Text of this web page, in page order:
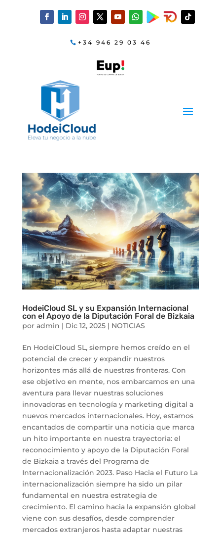
+34 946 29 03 46
HodeiCloud SL y su Expansión Internacional
con el Apoyo de la Diputación Foral de Bizkaia
por admin | Dic 12, 2025| NOTICIAS
En HodeiCloud SL, siempre hemos creído en el
potencial de crecer y expandir nuestros
horizontes más allá de nuestras fronteras. Con
ese objetivo en mente, nos embarcamos en una
aventura para llevar nuestras soluciones
innovadoras en tecnología y marketing digital a
nuevos mercados internacionales. Hoy, estamos
encantados de compartir una noticia que marca
un hito importante en nuestra trayectoria: el
reconocimiento y apoyo de la Diputación Foral
de Bizkaia a través del Programa de
Internacionalización 2023. Paso Hacia el Futuro La
internacionalización siempre ha sido un pilar
fundamental en nuestra estrategia de
crecimiento. El camino hacia la expansión global
viene con sus desafíos, desde comprender
mercados extranjeros hasta adaptar nuestras